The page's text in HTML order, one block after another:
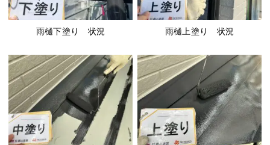
雨樋下塗り 状況 雨樋上塗り 状況